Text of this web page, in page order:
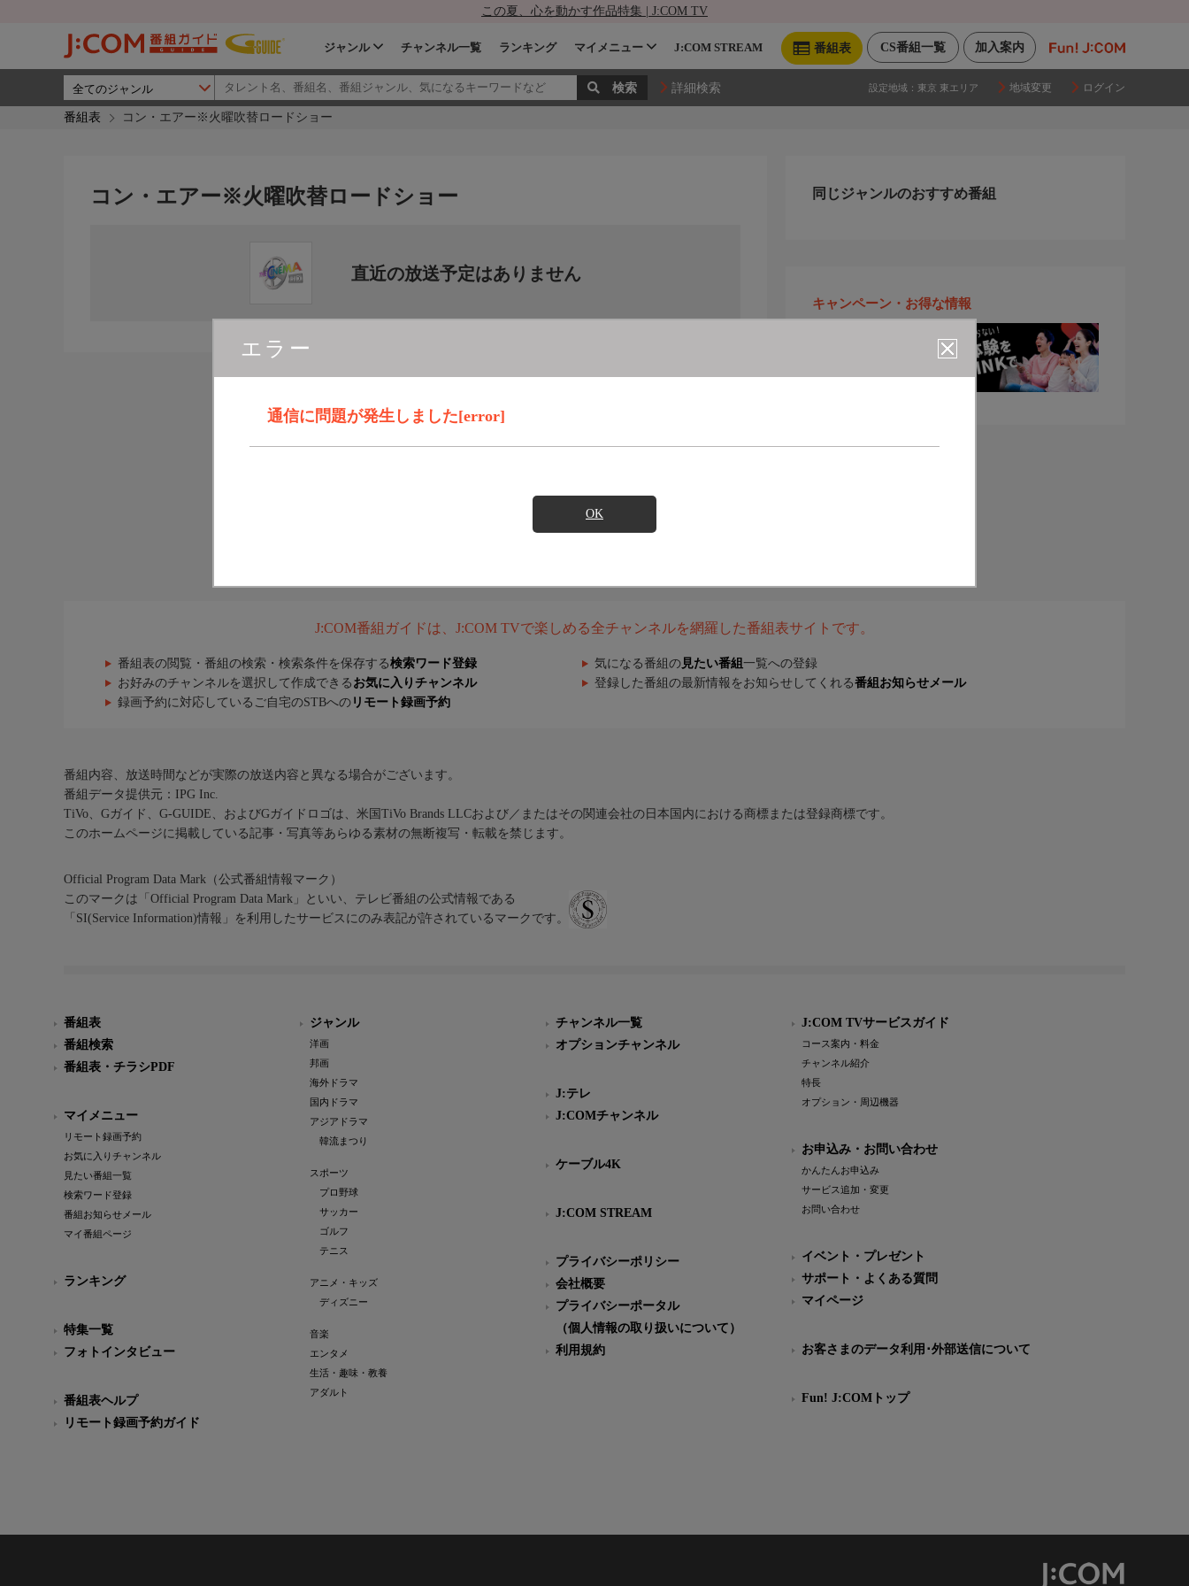
この夏、心を動かす作品特集 | J:COM TV
加入案内
CS番組一覧
番組表
ジャンル チャンネル一覧 ランキング マイメニュー J:COM STREAM
詳細検索 設定地域： 東京 東エリア 地域変更 ログイン
番組表 コン・エアー※火曜吹替ロードショー
エラー
通信に問題が発生しました[error]
OK
コン・エアー※火曜吹替ロードショー
直近の放送予定はありません
同じジャンルのおすすめ番組
キャンペーン・お得な情報
J:COM番組ガイドは、J:COM TVで楽しめる全チャンネルを網羅した番組表サイトです。
番組表の閲覧・番組の検索・検索条件を保存する検索ワード登録 気になる番組の 見たい番組 一覧への登録
お好みのチャンネルを選択して作成できる お気に入りチャンネル 登録した番組の最新情報をお知らせしてくれる番組お知らせメール
録画予約に対応しているご自宅のSTBへの リモート録画予約
番組内容、放送時間などが実際の放送内容と異なる場合がございます。
番組データ提供元：IPG Inc.
TiVo、Gガイド、G-GUIDE、およびGガイドロゴは、米国TiVo Brands LLCおよび／またはその関連会社の日本国内における商標または登録商標です。
このホームページに掲載している記事・写真等あらゆる素材の無断複写・転載を禁じます。
Official Program Data Mark（公式番組情報マーク）
このマークは「Official Program Data Mark」といい、テレビ番組の公式情報である
「SI(Service Information)情報」を利用したサービスにのみ表記が許されているマークです。
番組表
番組検索
番組表・チラシPDF
マイメニュー
リモート録画予約
お気に入りチャンネル
見たい番組一覧
検索ワード登録
番組お知らせメール
マイ番組ページ
ランキング
特集一覧
フォトインタビュー
番組表ヘルプ
リモート録画予約ガイド
ジャンル
洋画
邦画
海外ドラマ
国内ドラマ
アジアドラマ
韓流まつり
スポーツ
プロ野球
サッカー
ゴルフ
テニス
アニメ・キッズ
ディズニー
音楽
エンタメ
生活・趣味・教養
アダルト
チャンネル一覧
オプションチャンネル
J:テレ
J:COMチャンネル
ケーブル4K
J:COM STREAM
プライバシーポリシー
会社概要
プライバシーポータル
（個人情報の取り扱いについて）
利用規約
J:COM TVサービスガイド
コース案内・料金
チャンネル紹介
特長
オプション・周辺機器
お申込み・お問い合わせ
かんたんお申込み
サービス追加・変更
お問い合わせ
イベント・プレゼント
サポート・よくある質問
マイページ
お客さまのデータ利用･外部送信について
Fun! J:COMトップ